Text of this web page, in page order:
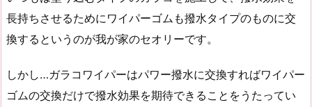
長持ちさせるためにワイパーゴムも撥水タイプのものに交
換するというのが我が家のセオリーです。
しかし…ガラコワイパーはパワー撥水に交換すればワイパー
ゴムの交換だけで撥水効果を期待できることをうたってい